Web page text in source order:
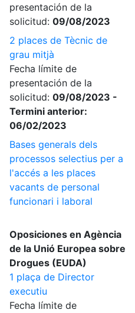
presentación de la
solicitud: 09/08/2023
2 places de Tècnic de
grau mitjà
Fecha límite de
presentación de la
solicitud: 09/08/2023 -
Termini anterior:
06/02/2023
Bases generals dels
processos selectius per a
l'accés a les places
vacants de personal
funcionari i laboral
Oposiciones en Agència
de la Unió Europea sobre
Drogues (EUDA)
1 plaça de Director
executiu
Fecha límite de